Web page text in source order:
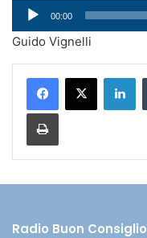
Audio
Player
00:00
Guido Vignelli
Radio Buon Consiglio